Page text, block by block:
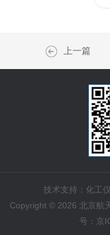
上一篇
技术支持： 化工
Copyright © 2026 北京航
号： 京